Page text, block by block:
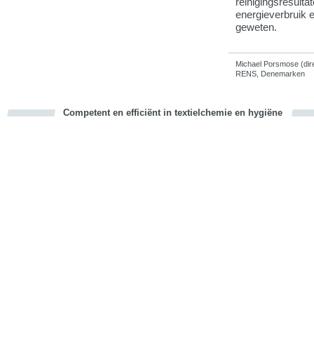
energieverbruik
geweten.
Michael Porsmose
RENS, Denemarken
Competent en efficiënt in textielchemie en hygiëne